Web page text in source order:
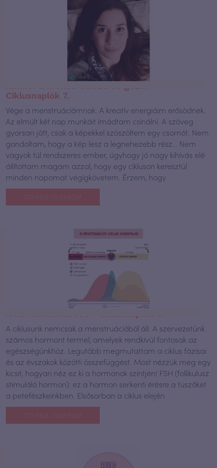
Ciklusnaplók 7.
Vége a menstruációmnak. A kreatív energiáim erősödnek.
Az elmúlt két nap munkáit imádtam csinálni. A szöveg
gyorsan jött, csak a képekkel szöszöltem egy csomót. Nem
gondoltam, hogy a kép lesz a legnehezebb rész… Nem
vagyok túl rendszeres ember, úgyhogy jó nagy kihívás elé
állítottam magam azzal, hogy egy cikluson keresztül
minden napomat végigkövetem. Érzem, hogy
A ciklusunk nemcsak a menstruációból áll. A szervezetünk
számos hormont termel, amelyek rendkívül fontosak az
egészségünkhöz. Legutóbb megmutattam a ciklus fázisai
és az évszakok közötti összefüggést. Most nézzük meg egy
kicsit, hogyan néz ez ki a hormonok szintjén! FSH (follikulusz
stimuláló hormon): ez a hormon serkenti érésre a tüszőket
a petefészkeinkben. Elsősorban a ciklus elején